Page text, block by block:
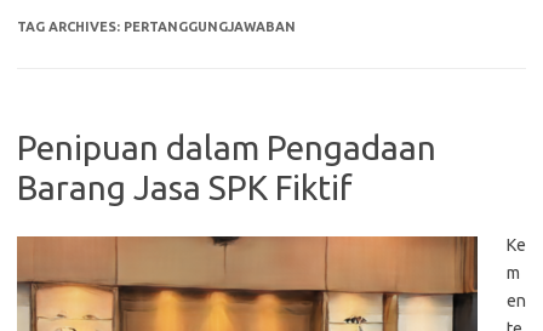
TAG ARCHIVES: PERTANGGUNGJAWABAN
Penipuan dalam Pengadaan
Barang Jasa SPK Fiktif
Ke
m
en